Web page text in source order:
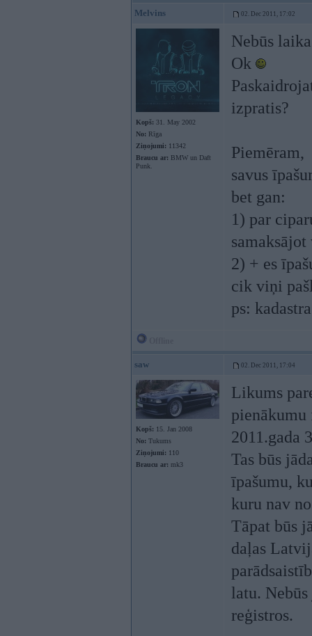
Melvins 02. Dec 2011, 17:02
Kopš: 31. May 2002
No: Rīga
Ziņojumi: 11342
Braucu ar: BMW un Daft
Punk.
Nebūs
Ok
izpratis?
Piemēram,
savus
bet gan:
1) par
2) + es
cik viņi
ps:
saw 02. Dec 2011, 17:04
Kopš: 15. Jan 2008
No: Tukums
Ziņojumi: 110
Braucu ar: mk3
Likums
pienākumu
2011.gada
Tas būs
īpašumu,
kuru nav
Tāpat būs
daļas
latu.
reģistros.